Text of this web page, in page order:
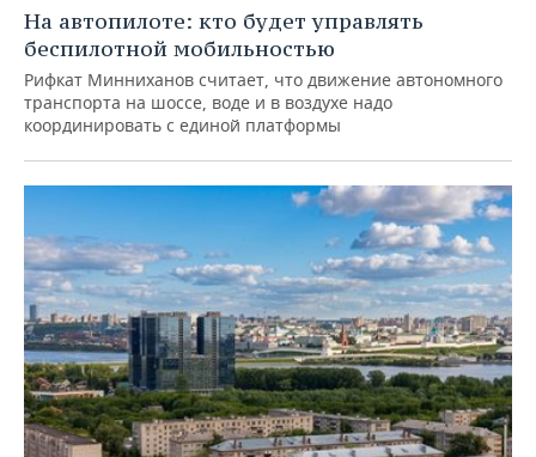
На автопилоте: кто будет управлять
беспилотной мобильностью
Рифкат Минниханов считает, что движение автономного
транспорта на шоссе, воде и в воздухе надо
координировать с единой платформы